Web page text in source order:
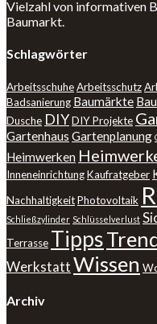
Vielzahl von informativen
Baumarkt.
Schlagwörter
ArbeitsschuheArbeitsschutz
Badsanierung Baumärkte
Dusche DIYDIY Projekte
Gartenhaus Gartenplanung
Heimwerken
InneneinrichtungKaufratgeber
NachhaltigkeitPhotovoltaik
Schließzylinder Schlüsselverlust
Terrasse Tipps
WerkstattWissen
Archiv